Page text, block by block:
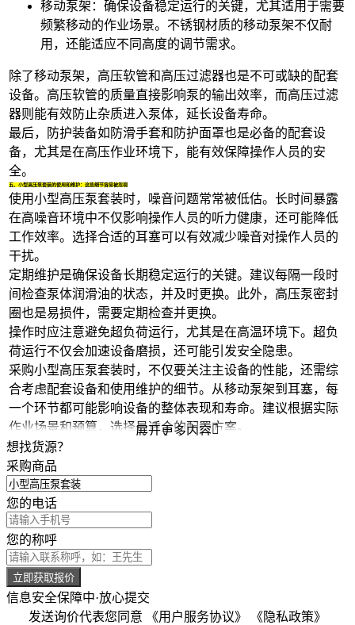
移动泵架 ：确保设备稳定运行的关键，尤其适用于需要
频繁移动的作业场景。不锈钢材质的移动泵架不仅耐
用，还能适应不同高度的调节需求。
除了移动泵架， 高压软管和高压过滤器也是不可或缺的配套
设备。高压软管的质量直接影响泵的输出效率，而高压过滤
器则能有效防止杂质进入泵体，延长设备寿命。
最后，防护装备如 防滑手套和 防护面罩也是必备的配套设
备，尤其是在高压作业环境下，能有效保障操作人员的安
全。
五、小型高压泵套装的使用和维护：这些细节容易被忽视
使用小型高压泵套装时，噪音问题常常被低估。长时间暴露
在高噪音环境中不仅影响操作人员的听力健康，还可能降低
工作效率。选择合适的耳塞可以有效减少噪音对操作人员的
干扰。
定期维护是确保设备长期稳定运行的关键。建议每隔一段时
间检查泵体润滑油的状态，并及时更换。此外， 高压泵密封
圈也是易损件，需要定期检查并更换。
操作时应注意避免超负荷运行，尤其是在高温环境下。超负
荷运行不仅会加速设备磨损，还可能引发安全隐患。
采购小型高压泵套装时，不仅要关注主设备的性能，还需综
合考虑配套设备和使用维护的细节。从移动泵架到耳塞，每
一个环节都可能影响设备的整体表现和寿命。建议根据实际
作业场景和预算，选择最适合的配置方案。
展开更多内容
想找货源？
采购商品
您的电话
您的称呼
立即获取报价
信息安全保障中·放心提交
发送询价代表您同意 《用户服务协议》 《隐私政策》